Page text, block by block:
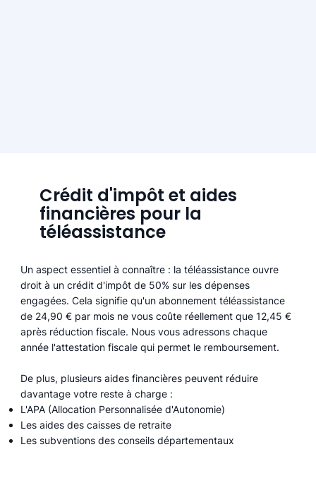
Crédit d'impôt et aides
financières pour la
téléassistance
Un aspect essentiel à connaître : la téléassistance ouvre
droit à un crédit d'impôt de 50% sur les dépenses
engagées. Cela signifie qu'un abonnement téléassistance
de 24,90 € par mois ne vous coûte réellement que 12,45 €
après réduction fiscale. Nous vous adressons chaque
année l'attestation fiscale qui permet le remboursement.
De plus, plusieurs aides financières peuvent réduire
davantage votre reste à charge :
L'APA (Allocation Personnalisée d'Autonomie)
Les aides des caisses de retraite
Les subventions des conseils départementaux